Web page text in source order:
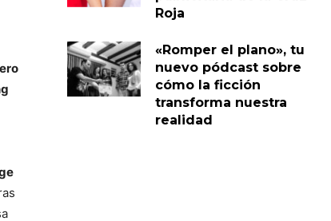
Roja
«Romper el plano», tu
nuevo pódcast sobre
cómo la ficción
transforma nuestra
realidad